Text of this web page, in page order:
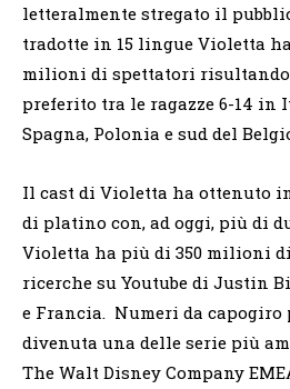
letteralmente stregato il
tradotte in 15 lingue Violetta
milioni di spettatori
preferito tra le ragazze 6-14 in
Spagna, Polonia e sud del
Il cast di Violetta ha ottenuto
di platino con, ad oggi, più di
Violetta ha più di 350 milioni
ricerche su Youtube di Justin
e Francia. Numeri da capogiro
divenuta una delle serie più
The Walt Disney Company